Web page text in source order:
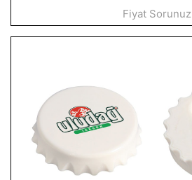
Fiyat Sorunuz